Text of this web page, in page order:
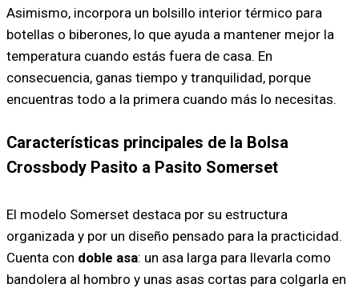
Asimismo, incorpora un bolsillo interior térmico para
botellas o biberones, lo que ayuda a mantener mejor la
temperatura cuando estás fuera de casa. En
consecuencia, ganas tiempo y tranquilidad, porque
encuentras todo a la primera cuando más lo necesitas.
Características principales de la Bolsa
Crossbody Pasito a Pasito Somerset
El modelo Somerset destaca por su estructura
organizada y por un diseño pensado para la practicidad.
Cuenta con doble asa: un asa larga para llevarla como
bandolera al hombro y unas asas cortas para colgarla en